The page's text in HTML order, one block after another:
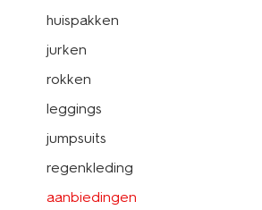
huispakken
jurken
rokken
leggings
jumpsuits
regenkleding
aanbiedingen